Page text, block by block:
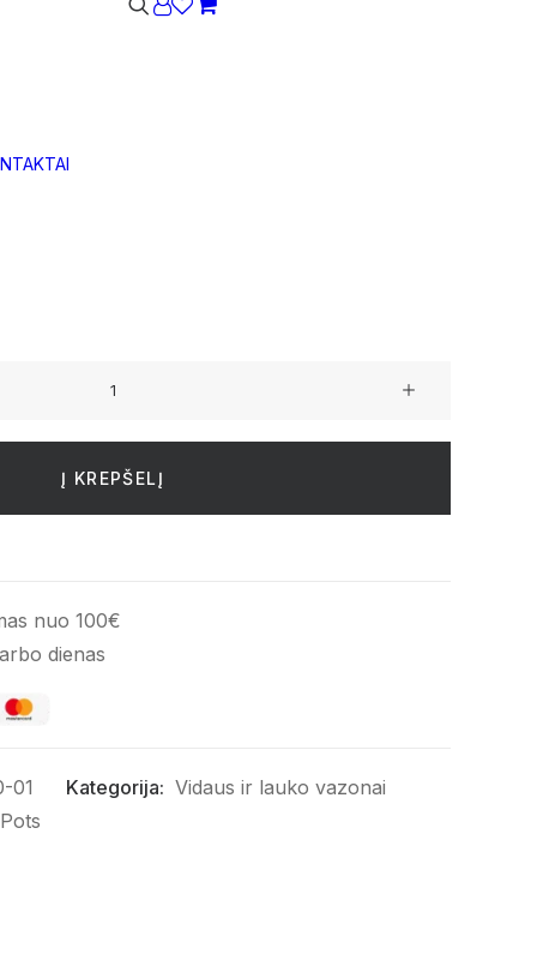
Į KREPŠELĮ
nuo 100€
dienas
01 Kategorija: Vidaus ir lauko vazonai